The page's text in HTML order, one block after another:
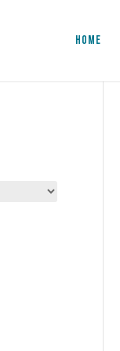
HOME